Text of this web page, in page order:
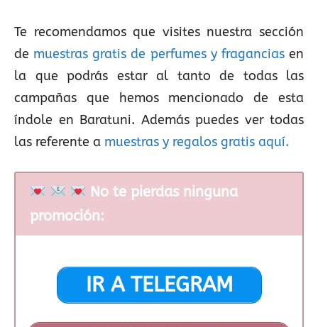
Te recomendamos que visites nuestra sección
de muestras gratis de perfumes y fraganciasen
la que podrás estar al tanto de todas las
campañas que hemos mencionado de esta
índole en Baratuni. Además puedes ver todas
las referente a muestras y regalos gratis aquí.
No te pierdas ninguna
promoción:
IR A TELEGRAM